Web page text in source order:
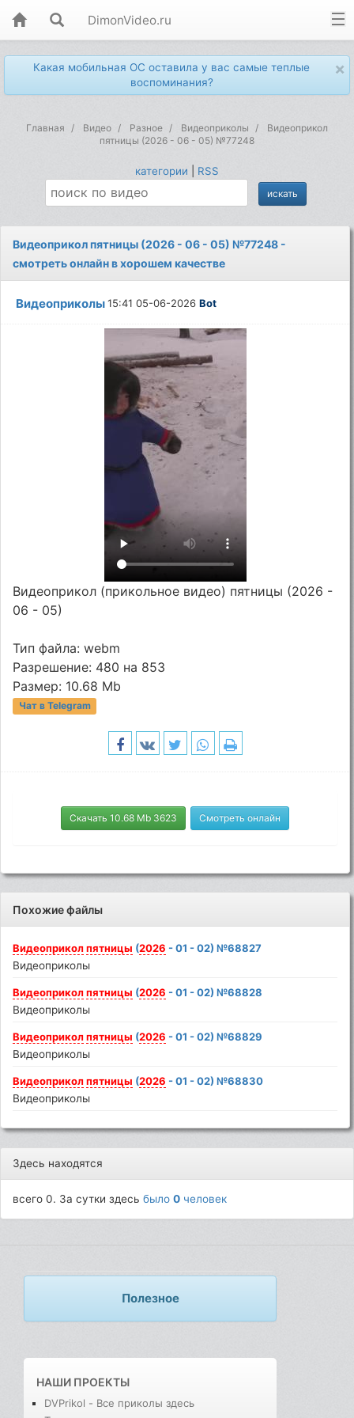
DimonVideo.ru
×
Какая мобильная ОС оставила у вас самые теплые
воспоминания?
Главная Видео Разное Видеоприколы
Видеоприкол
пятницы (2026 - 06 - 05) №77248
категории RSS
Видеоприкол пятницы (2026 - 06 - 05) №77248 -
смотреть онлайн в хорошем качестве
Видеоприколы15:41 05-06-2026Bot
Видеоприкол (прикольное видео) пятницы (2026 -
06 - 05)
Тип файла: webm
Разрешение: 480 на 853
Размер: 10.68 Mb
Чат в Telegram
Скачать 10.68 Mb 3623 Смотреть онлайн
Похожие файлы
Видеоприкол пятницы (2026 - 01 - 02) №68827
Видеоприколы
Видеоприкол пятницы (2026 - 01 - 02) №68828
Видеоприколы
Видеоприкол пятницы (2026 - 01 - 02) №68829
Видеоприколы
Видеоприкол пятницы (2026 - 01 - 02) №68830
Видеоприколы
Здесь находятся
всего 0. За сутки здесьбыло0 человек
Полезное
НАШИ ПРОЕКТЫ
DVPrikol - Все приколы здесь